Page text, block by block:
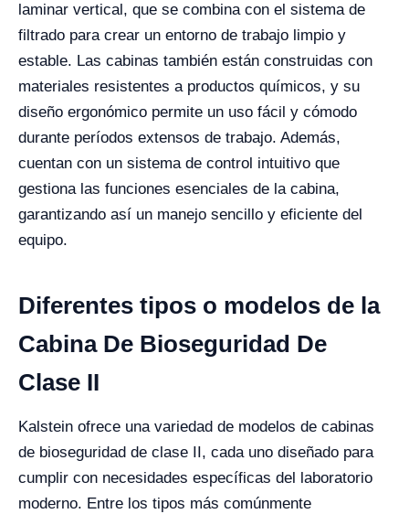
laminar vertical, que se combina con el sistema de
filtrado para crear un entorno de trabajo limpio y
estable. Las cabinas también están construidas con
materiales resistentes a productos químicos, y su
diseño ergonómico permite un uso fácil y cómodo
durante períodos extensos de trabajo. Además,
cuentan con un sistema de control intuitivo que
gestiona las funciones esenciales de la cabina,
garantizando así un manejo sencillo y eficiente del
equipo.
Diferentes tipos o modelos de la
Cabina De Bioseguridad De
Clase II
Kalstein ofrece una variedad de modelos de cabinas
de bioseguridad de clase II, cada uno diseñado para
cumplir con necesidades específicas del laboratorio
moderno. Entre los tipos más comúnmente